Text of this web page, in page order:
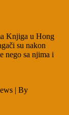
Knjiga u Hong
su nakon
nego sa njima i
| By